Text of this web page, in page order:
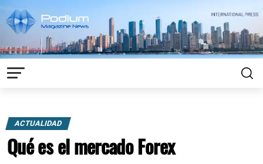
ACTUALIDAD
Qué es el mercado Forex